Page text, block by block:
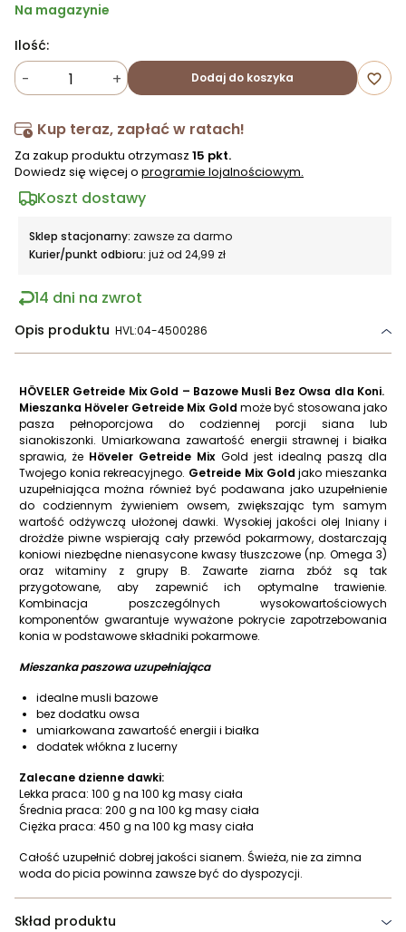
Na magazynie
Ilość:
- + Dodaj do koszyka favorite_border
Kup teraz, zapłać w ratach!
Za zakup produktu otrzymasz 15 pkt.
Dowiedz się więcej o programie lojalnościowym.
Koszt dostawy
Sklep stacjonarny: zawsze za darmo
Kurier/punkt odbioru: już od 24,99 zł
14 dni na zwrot
Opis produktu HVL:04-4500286
HÖVELER Getreide Mix Gold – Bazowe Musli Bez Owsa dla Koni.
Mieszanka Höveler Getreide Mix Gold może być stosowana jako
pasza pełnoporcjowa do codziennej porcji siana lub
sianokiszonki. Umiarkowana zawartość energii strawnej i białka
sprawia, że Höveler Getreide MixGold jest idealną paszą dla
Twojego konia rekreacyjnego. Getreide Mix Gold jako mieszanka
uzupełniająca można również być podawana jako uzupełnienie
do codziennym żywieniem owsem, zwiększając tym samym
wartość odżywczą ułożonej dawki. Wysokiej jakości olej lniany i
drożdże piwne wspierają cały przewód pokarmowy, dostarczają
koniowi niezbędne nienasycone kwasy tłuszczowe (np. Omega 3)
oraz witaminy z grupy B. Zawarte ziarna zbóż są tak
przygotowane, aby zapewnić ich optymalne trawienie.
Kombinacja poszczególnych wysokowartościowych
komponentów gwarantuje wyważone pokrycie zapotrzebowania
konia w podstawowe składniki pokarmowe.
Mieszanka paszowa uzupełniająca
idealne musli bazowe
bez dodatku owsa
umiarkowana zawartość energii i białka
dodatek włókna z lucerny
Zalecane dzienne dawki:
Lekka praca: 100 g na 100 kg masy ciała
Średnia praca: 200 g na 100 kg masy ciała
Ciężka praca: 450 g na 100 kg masy ciała
Całość uzupełnić dobrej jakości sianem. Świeża, nie za zimna
woda do picia powinna zawsze być do dyspozycji.
Skład produktu